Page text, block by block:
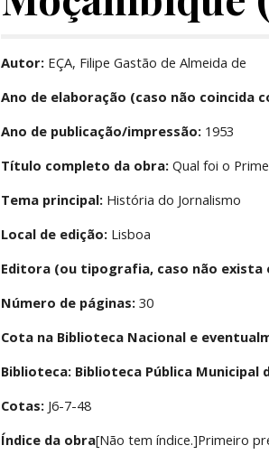
Autor: EÇA, Filipe Gastão de Almeida de
Ano de elaboração (caso não coincida
Ano de publicação/impressão: 1953
Título completo da obra: Qual foi o
Tema principal: História do Jornalismo
Local de edição: Lisboa
Editora (ou tipografia, caso não exista
Número de páginas: 30
Cota na Biblioteca Nacional e
Biblioteca: Biblioteca Pública Municipal
Cotas: J6-7-48
Índice da obra[Não tem índice.]Primeiro